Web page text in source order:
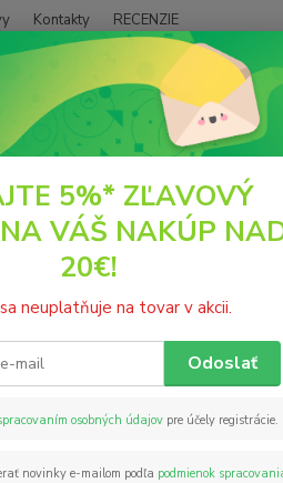
Kontakty RECENZIE
Hľadať
pečenie a varenie Kimchi nepálivé -
- fermentovaný
5%* ZĽAVOVÝ
VÁŠ NAKÚP
20€!
neuplatňuje na tovar v akcii.
Odoslať
osobných údajov pre účely registrácie.
novinky e-mailom podľa podmienok